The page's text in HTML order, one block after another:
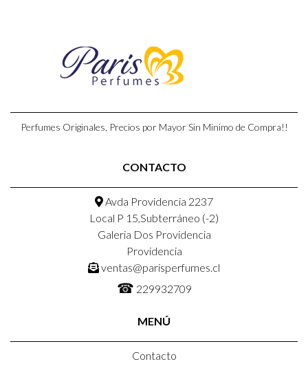
Perfumes Originales, Precios por Mayor Sin Minimo de Compra!!
CONTACTO
Avda Providencia 2237
Local P 15,Subterráneo (-2)
Galeria Dos Providencia
Providencia
ventas@parisperfumes.cl
☎ 229932709
MENÚ
Contacto